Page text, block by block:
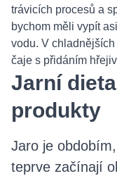
trávicích procesů a
bychom měli vypít
vodu. V
čaje s přidáním
Jarní
produkty
Jaro je
teprve začínají